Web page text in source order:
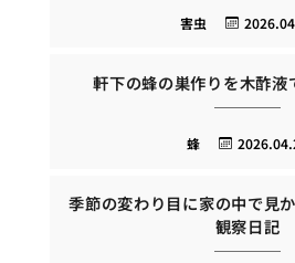
害虫
軒下の蜂の巣作りを木酢液
蜂
季節の変わり目に家の中で見
観察日記